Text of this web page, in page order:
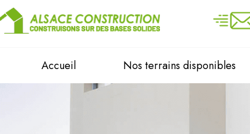
Accueil Nos terrains disponibles